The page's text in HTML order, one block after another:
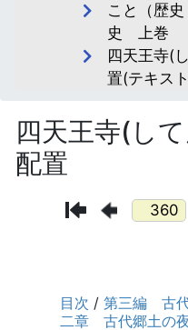
こと（歴
史 上巻
四天王寺(
置(テキス
四天王寺(し
配置